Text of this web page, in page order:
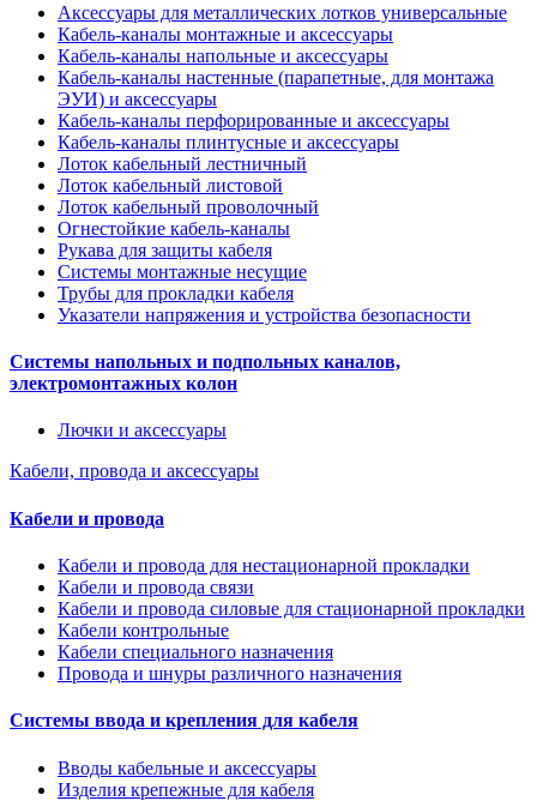
Аксессуары для металлических лотков универсальные
Кабель-каналы монтажные и аксессуары
Кабель-каналы напольные и аксессуары
Кабель-каналы настенные (парапетные, для монтажа
ЭУИ) и аксессуары
Кабель-каналы перфорированные и аксессуары
Кабель-каналы плинтусные и аксессуары
Лоток кабельный лестничный
Лоток кабельный листовой
Лоток кабельный проволочный
Огнестойкие кабель-каналы
Рукава для защиты кабеля
Системы монтажные несущие
Трубы для прокладки кабеля
Указатели напряжения и устройства безопасности
Системы напольных и подпольных каналов,
электромонтажных колон
Лючки и аксессуары
Кабели, провода и аксессуары
Кабели и провода
Кабели и провода для нестационарной прокладки
Кабели и провода связи
Кабели и провода силовые для стационарной прокладки
Кабели контрольные
Кабели специального назначения
Провода и шнуры различного назначения
Системы ввода и крепления для кабеля
Вводы кабельные и аксессуары
Изделия крепежные для кабеля